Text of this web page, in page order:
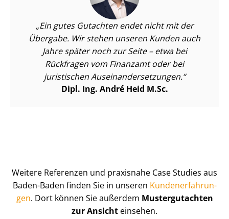
Ein gutes Gutachten endet nicht mit der
Übergabe. Wir stehen unseren Kunden auch
Jahre später noch zur Seite – etwa bei
Rückfragen vom Finanzamt oder bei
juristischen Aus­ein­an­der­set­zun­gen.
Dipl. Ing. André Heid M.Sc.
Weitere Referenzen und praxisnahe Case Studies aus
Baden-Baden finden Sie in unseren Kun­de­n­er­fah­run­
gen. Dort können Sie außerdem Mustergutachten
zur Ansicht einsehen.